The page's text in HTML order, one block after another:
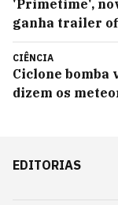
'Primetime',
ganha trailer
CIÊNCIA
Ciclone bomba
dizem os
EDITORIAS